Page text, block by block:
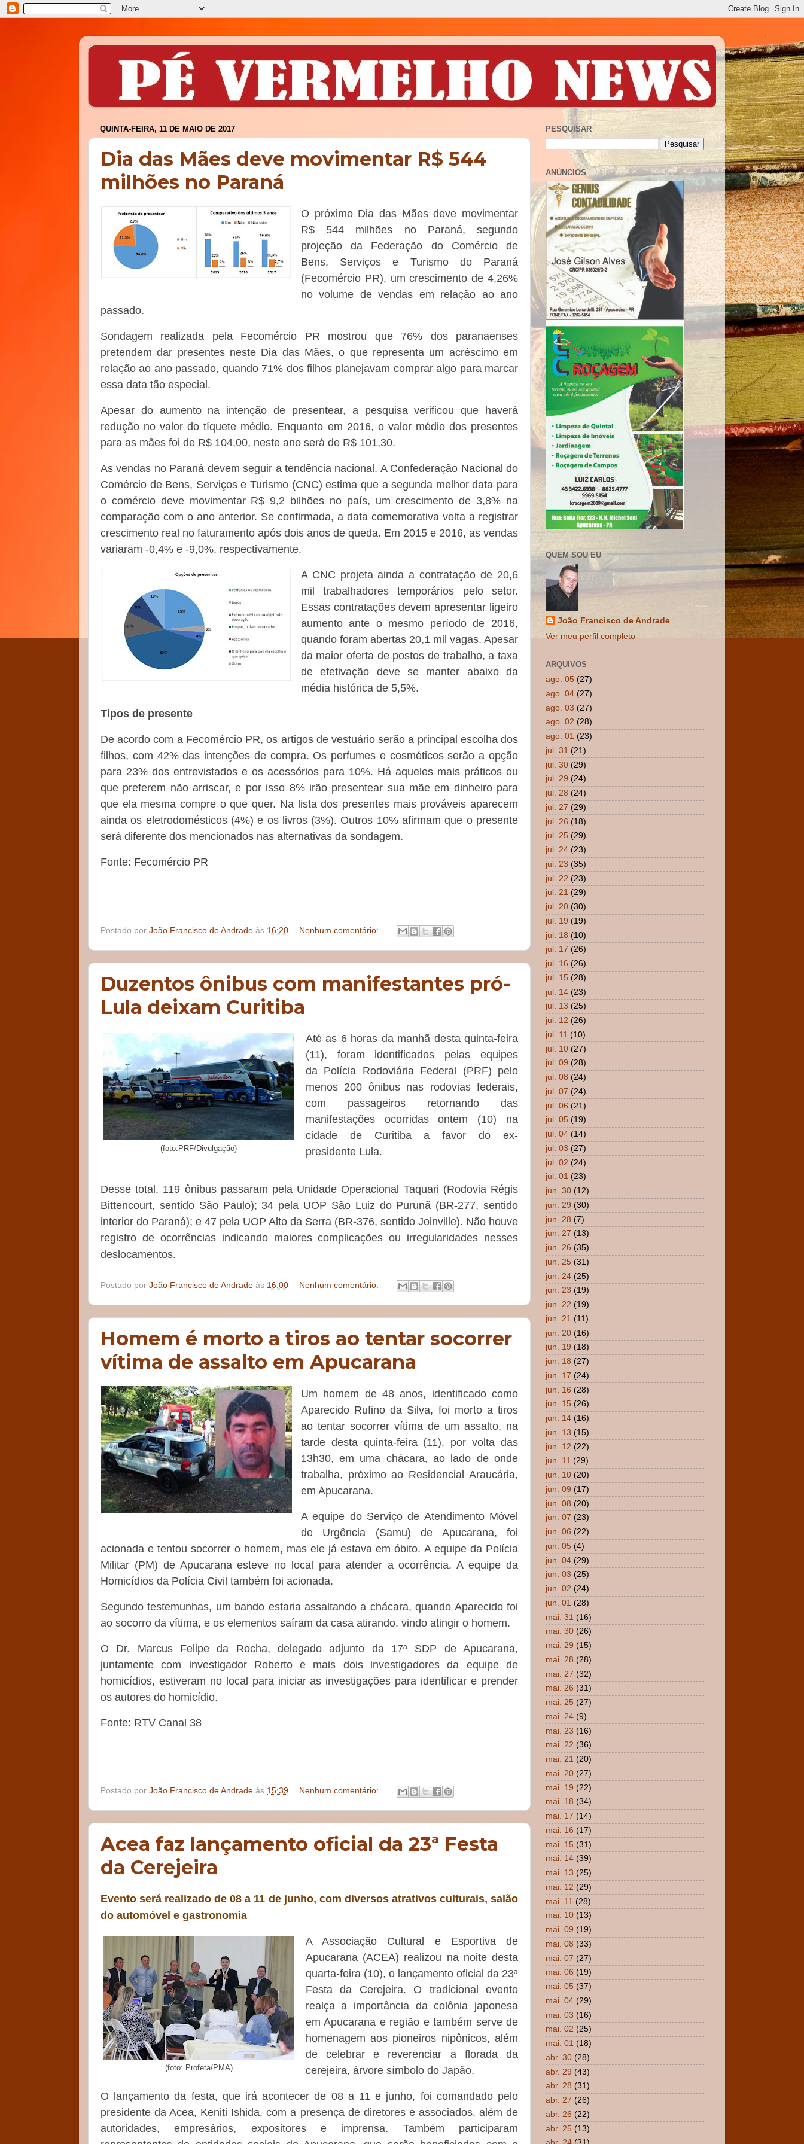
QUINTA-FEIRA, 11 DE MAIO DE 2017
Dia das Mães deve movimentar R$ 544
milhões no Paraná
O próximo Dia das Mães deve movimentar
R$ 544 milhões no Paraná, segundo
projeção da Federação do Comércio de
Bens, Serviços e Turismo do Paraná
(Fecomércio PR), um crescimento de 4,26%
no volume de vendas em relação ao ano
passado.
Sondagem realizada pela Fecomércio PR mostrou que 76% dos paranaenses
pretendem dar presentes neste Dia das Mães, o que representa um acréscimo em
relação ao ano passado, quando 71% dos filhos planejavam comprar algo para marcar
essa data tão especial.
Apesar do aumento na intenção de presentear, a pesquisa verificou que haverá
redução no valor do tíquete médio. Enquanto em 2016, o valor médio dos presentes
para as mães foi de R$ 104,00, neste ano será de R$ 101,30.
As vendas no Paraná devem seguir a tendência nacional. A Confederação Nacional do
Comércio de Bens, Serviços e Turismo (CNC) estima que a segunda melhor data para
o comércio deve movimentar R$ 9,2 bilhões no país, um crescimento de 3,8% na
comparação com o ano anterior. Se confirmada, a data comemorativa volta a registrar
crescimento real no faturamento após dois anos de queda. Em 2015 e 2016, as vendas
variaram -0,4% e -9,0%, respectivamente.
A CNC projeta ainda a contratação de 20,6
mil trabalhadores temporários pelo setor.
Essas contratações devem apresentar ligeiro
aumento ante o mesmo período de 2016,
quando foram abertas 20,1 mil vagas. Apesar
da maior oferta de postos de trabalho, a taxa
de efetivação deve se manter abaixo da
média histórica de 5,5%.
Tipos de presente
De acordo com a Fecomércio PR, os artigos de vestuário serão a principal escolha dos
filhos, com 42% das intenções de compra. Os perfumes e cosméticos serão a opção
para 23% dos entrevistados e os acessórios para 10%. Há aqueles mais práticos ou
que preferem não arriscar, e por isso 8% irão presentear sua mãe em dinheiro para
que ela mesma compre o que quer. Na lista dos presentes mais prováveis aparecem
ainda os eletrodomésticos (4%) e os livros (3%). Outros 10% afirmam que o presente
será diferente dos mencionados nas alternativas da sondagem.
Fonte: Fecomércio PR
Postado por João Francisco de Andrade às 16:20 Nenhum comentário:
Duzentos ônibus com manifestantes pró-
Lula deixam Curitiba
(foto:PRF/Divulgação)
Até as 6 horas da manhã desta quinta-feira
(11), foram identificados pelas equipes
da Polícia Rodoviária Federal (PRF) pelo
menos 200 ônibus nas rodovias federais,
com passageiros retornando das
manifestações ocorridas ontem (10) na
cidade de Curitiba a favor do ex-
presidente Lula.
Desse total, 119 ônibus passaram pela Unidade Operacional Taquari (Rodovia Régis
Bittencourt, sentido São Paulo); 34 pela UOP São Luiz do Purunã (BR-277, sentido
interior do Paraná); e 47 pela UOP Alto da Serra (BR-376, sentido Joinville). Não houve
registro de ocorrências indicando maiores complicações ou irregularidades nesses
deslocamentos.
Postado por João Francisco de Andrade às 16:00 Nenhum comentário:
Homem é morto a tiros ao tentar socorrer
vítima de assalto em Apucarana
Um homem de 48 anos, identificado como
Aparecido Rufino da Silva, foi morto a tiros
ao tentar socorrer vítima de um assalto, na
tarde desta quinta-feira (11), por volta das
13h30, em uma chácara, ao lado de onde
trabalha, próximo ao Residencial Araucária,
em Apucarana.
A equipe do Serviço de Atendimento Móvel
de Urgência (Samu) de Apucarana, foi
acionada e tentou socorrer o homem, mas ele já estava em óbito. A equipe da Polícia
Militar (PM) de Apucarana esteve no local para atender a ocorrência. A equipe da
Homicídios da Polícia Civil também foi acionada.
Segundo testemunhas, um bando estaria assaltando a chácara, quando Aparecido foi
ao socorro da vítima, e os elementos saíram da casa atirando, vindo atingir o homem.
O Dr. Marcus Felipe da Rocha, delegado adjunto da 17ª SDP de Apucarana,
juntamente com investigador Roberto e mais dois investigadores da equipe de
homicídios, estiveram no local para iniciar as investigações para identificar e prender
os autores do homicídio.
Fonte: RTV Canal 38
Postado por João Francisco de Andrade às 15:39 Nenhum comentário:
Acea faz lançamento oficial da 23ª Festa
da Cerejeira
Evento será realizado de 08 a 11 de junho, com diversos atrativos culturais, salão
do automóvel e gastronomia
(foto: Profeta/PMA)
A Associação Cultural e Esportiva de
Apucarana (ACEA) realizou na noite desta
quarta-feira (10), o lançamento oficial da 23ª
Festa da Cerejeira. O tradicional evento
realça a importância da colônia japonesa
em Apucarana e região e também serve de
homenagem aos pioneiros nipônicos, além
de celebrar e reverenciar a florada da
cerejeira, árvore símbolo do Japão.
O lançamento da festa, que irá acontecer de 08 a 11 e junho, foi comandado pelo
presidente da Acea, Keniti Ishida, com a presença de diretores e associados, além de
autoridades, empresários, expositores e imprensa. Também participaram
PESQUISAR
ANÚNCIOS
QUEM SOU EU
João Francisco de Andrade
Ver meu perfil completo
ARQUIVOS
ago. 05 (27)
ago. 04 (27)
ago. 03 (27)
ago. 02 (28)
ago. 01 (23)
jul. 31 (21)
jul. 30 (29)
jul. 29 (24)
jul. 28 (24)
jul. 27 (29)
jul. 26 (18)
jul. 25 (29)
jul. 24 (23)
jul. 23 (35)
jul. 22 (23)
jul. 21 (29)
jul. 20 (30)
jul. 19 (19)
jul. 18 (10)
jul. 17 (26)
jul. 16 (26)
jul. 15 (28)
jul. 14 (23)
jul. 13 (25)
jul. 12 (26)
jul. 11 (10)
jul. 10 (27)
jul. 09 (28)
jul. 08 (24)
jul. 07 (24)
jul. 06 (21)
jul. 05 (19)
jul. 04 (14)
jul. 03 (27)
jul. 02 (24)
jul. 01 (23)
jun. 30 (12)
jun. 29 (30)
jun. 28 (7)
jun. 27 (13)
jun. 26 (35)
jun. 25 (31)
jun. 24 (25)
jun. 23 (19)
jun. 22 (19)
jun. 21 (11)
jun. 20 (16)
jun. 19 (18)
jun. 18 (27)
jun. 17 (24)
jun. 16 (28)
jun. 15 (26)
jun. 14 (16)
jun. 13 (15)
jun. 12 (22)
jun. 11 (29)
jun. 10 (20)
jun. 09 (17)
jun. 08 (20)
jun. 07 (23)
jun. 06 (22)
jun. 05 (4)
jun. 04 (29)
jun. 03 (25)
jun. 02 (24)
jun. 01 (28)
mai. 31 (16)
mai. 30 (26)
mai. 29 (15)
mai. 28 (28)
mai. 27 (32)
mai. 26 (31)
mai. 25 (27)
mai. 24 (9)
mai. 23 (16)
mai. 22 (36)
mai. 21 (20)
mai. 20 (27)
mai. 19 (22)
mai. 18 (34)
mai. 17 (14)
mai. 16 (17)
mai. 15 (31)
mai. 14 (39)
mai. 13 (25)
mai. 12 (29)
mai. 11 (28)
mai. 10 (13)
mai. 09 (19)
mai. 08 (33)
mai. 07 (27)
mai. 06 (19)
mai. 05 (37)
mai. 04 (29)
mai. 03 (16)
mai. 02 (25)
mai. 01 (18)
abr. 30 (28)
abr. 29 (43)
abr. 28 (31)
abr. 27 (26)
abr. 26 (22)
abr. 25 (13)